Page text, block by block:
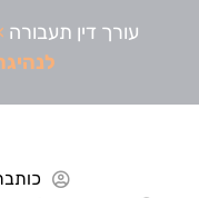
עורך דין תעבורה